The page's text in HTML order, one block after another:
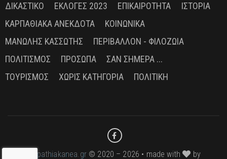
ΔΙΚΑΣΤΙΚΌ
ΕΚΛΟΓΈΣ 2023 ΕΠΙΚΑΙΡΌΤΗΤΑ
ΙΣΤΟΡΊΑ
ΚΑΡΠΑΘΙΑΚΆ ΑΝΈΚΔΟΤΑ
ΚΟΙΝΩΝΙΚΆ
ΜΑΝΏΛΗΣ ΚΑΣΣΏΤΗΣ
ΠΕΡΙΒΆΛΛΟΝ - ΦΙΛΟΖΩΊΑ
ΠΟΛΙΤΙΣΜΌΣ
ΠΡΌΣΩΠΑ
ΣΑΝ ΣΉΜΕΡΑ ...
ΤΟΥΡΙΣΜΌΣ
ΧΩΡΊΣ ΚΑΤΗΓΟΡΊΑ ΠΟΛΙΤΙΚΉ
karpathiakanea.gr© 2020 – 2026 • made with by